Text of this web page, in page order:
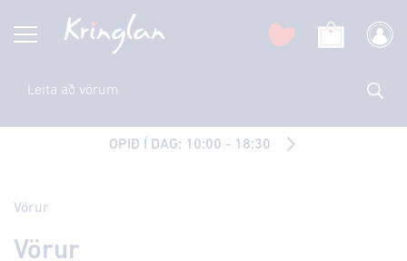
OPIÐ Í DAG: 10:00 - 18:30
Vörur
Vörur